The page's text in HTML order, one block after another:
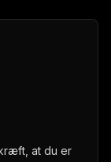
at du er